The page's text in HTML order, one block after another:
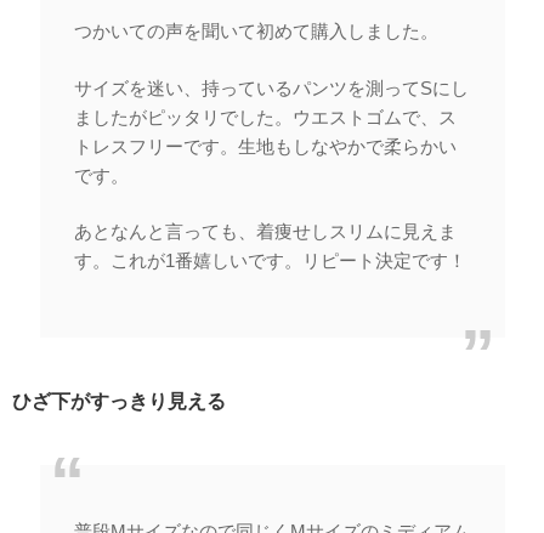
つかいての声を聞いて初めて購入しました。
サイズを迷い、持っているパンツを測ってSにし
ましたがピッタリでした。ウエストゴムで、ス
トレスフリーです。生地もしなやかで柔らかい
です。
あとなんと言っても、着痩せしスリムに見えま
す。これが1番嬉しいです。リピート決定です！
ひざ下がすっきり見える